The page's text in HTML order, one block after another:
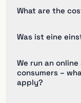
What are the
Was ist eine
We run an
consumers –
apply?